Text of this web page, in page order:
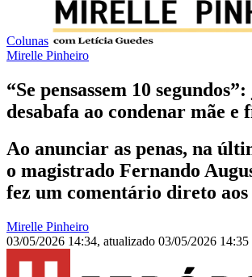
Colunas
Mirelle Pinheiro
“Se pensassem 10
desabafa ao condenar mãe e
Ao anunciar as penas, na
o magistrado Fernando
fez um comentário direto aos
Mirelle Pinheiro
03/05/2026 14:34, atualizado 03/05/2026 14:35